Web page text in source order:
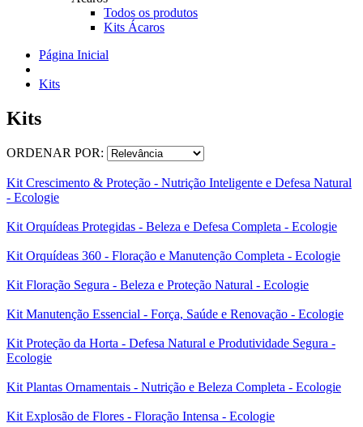
Todos os produtos
Kits Ácaros
Página Inicial
Kits
Kits
ORDENAR POR:
Kit Crescimento & Proteção - Nutrição Inteligente e Defesa Natural
- Ecologie
Kit Orquídeas Protegidas - Beleza e Defesa Completa - Ecologie
Kit Orquídeas 360 - Floração e Manutenção Completa - Ecologie
Kit Floração Segura - Beleza e Proteção Natural - Ecologie
Kit Manutenção Essencial - Força, Saúde e Renovação - Ecologie
Kit Proteção da Horta - Defesa Natural e Produtividade Segura -
Ecologie
Kit Plantas Ornamentais - Nutrição e Beleza Completa - Ecologie
Kit Explosão de Flores - Floração Intensa - Ecologie